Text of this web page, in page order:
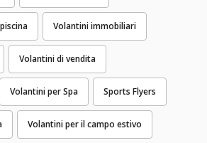
Volantini immobiliari
Volantini di vendita
Volantini per Spa Sports Flyers
Volantini per il campo estivo